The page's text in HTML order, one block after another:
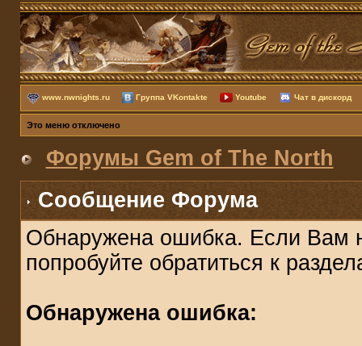
www.nwnights.ru Группа VKontakte Youtube Чат в дискорд
Это меню отключено
Форумы Gem of The North
Сообщение Форума
Обнаружена ошибка. Если Вам
попробуйте обратиться к
Обнаружена ошибка: